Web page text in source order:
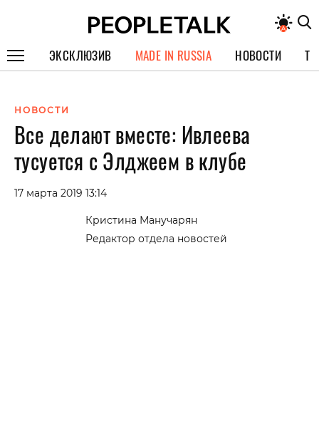
ЭКСКЛЮЗИВ
СПЕЦПРОЕКТЫ
ИНТЕРВЬЮ
ПОКОЛЕНИЕ
MADE IN RUSSIA НОВОСТИ
НОВОСТИ
Все делают вместе: Ивлеева
тусуется с Элджеем в клубе
17 марта 2019 13:14
Кристина Манучарян
Редактор отдела новостей